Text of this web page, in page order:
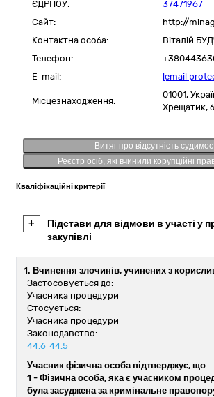
ЄДРПОУ:
37471967
Сайт:
http://
Контактна особа:
Віталій
Телефон:
E-mail:
[email
Місцезнаходження:
01001,
Хрещатик,
Витяг про відсутність
Реєстр осіб, які вчинили корупційні
Кваліфікаційні критерії
+
Підстави для відмови в участі у
закупівлі
1. Вчинення злочинів, учинених з
Застосовується до:
Учасника процедури
Стосується:
Учасника процедури
Законодавство:
44.6 44.5
Учасник фізична особа підтверджує, що
1 - Фізична особа, яка є учасником
була засуджена за кримінальне